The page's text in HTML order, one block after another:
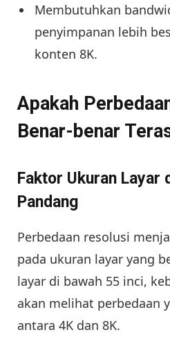
Membutuhkan
penyimpanan lebih
konten 8K.
Apakah
Benar-benar
Faktor Ukuran Layar
Pandang
Perbedaan resolusi
pada ukuran layar yang
layar di bawah 55 inci,
akan melihat perbedaan
antara 4K dan 8K.